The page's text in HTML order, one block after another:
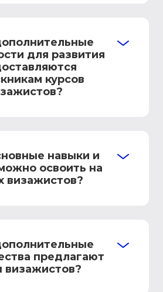
для развития
курсов
навыки и
освоить на
визажистов?
предлагают
визажистов?